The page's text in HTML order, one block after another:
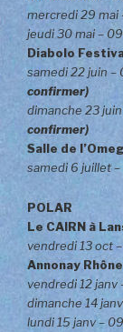
mercredi 29 mai
jeudi 30 mai –
Diabolo
samedi 22 juin –
confirmer)
dimanche 23
confirmer)
Salle de
samedi 6 juillet –
POLAR
Le CAIRN à
vendredi 13 oct
Annonay
vendredi 12 janv
dimanche 14
lundi 15 janv –